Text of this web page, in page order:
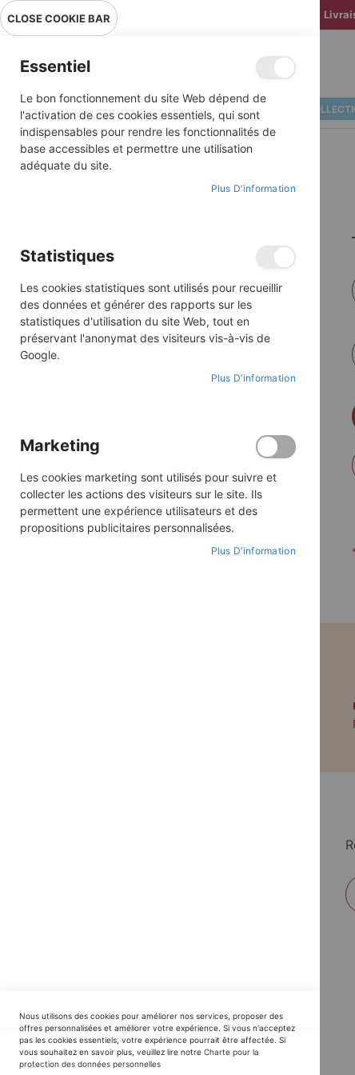
ALBUMS ILLUSTRÉS BD
Horaires SAV :
du Lundi au Jeudi : 9h30 -12h30 / 14h - 17h30
Vendredi : 9h30 - 12h30 / 14h - 16h00
CLOSE COOKIE BAR
Essentiel
Le bon fonctionnement du site Web dépend de
l'activation de ces cookies essentiels, qui sont
indispensables pour rendre les fonctionnalités de
base accessibles et permettre une utilisation
adéquate du site.
Plus D’information
Statistiques
Les cookies statistiques sont utilisés pour recueillir
des données et générer des rapports sur les
statistiques d'utilisation du site Web, tout en
préservant l'anonymat des visiteurs vis-à-vis de
Google.
Plus D’information
Marketing
Les cookies marketing sont utilisés pour suivre et
collecter les actions des visiteurs sur le site. Ils
permettent une expérience utilisateurs et des
propositions publicitaires personnalisées.
Plus D’information
Nous utilisons des cookies pour améliorer nos services, proposer des
offres personnalisées et améliorer votre expérience. Si vous n'acceptez
pas les cookies essentiels, votre expérience pourrait être affectée. Si
vous souhaitez en savoir plus, veuillez lire notre Charte pour la
protection des données personnelles